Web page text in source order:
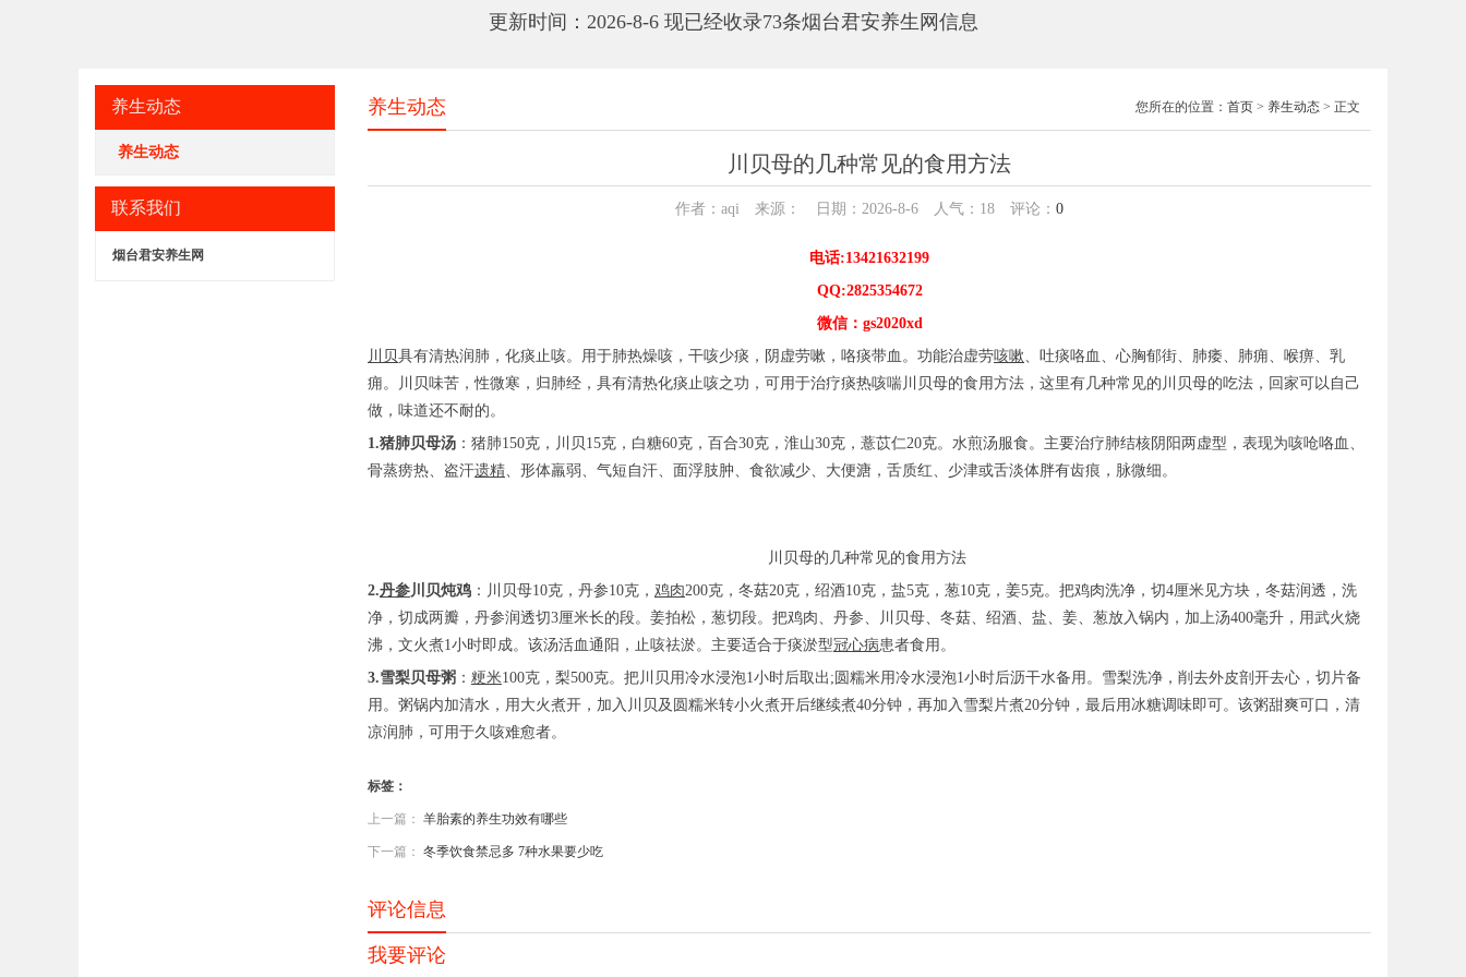
更新时间：2026-8-6 现已经收录73条烟台君安养生网信息
养生动态
养生动态
联系我们
烟台君安养生网
养生动态 您所在的位置： 首页 > 养生动态 > 正文
川贝母的几种常见的食用方法
作者：aqi 来源： 日期：2026-8-6 人气： 18 评论： 0
电话:13421632199
QQ:2825354672
微信：gs2020xd
川贝具有清热润肺，化痰止咳。用于肺热燥咳，干咳少痰，阴虚劳嗽，咯痰带血。功能治虚劳咳嗽、吐痰咯血、心胸郁街、肺痿、肺痈、喉痹、乳
痈。川贝味苦，性微寒，归肺经，具有清热化痰止咳之功，可用于治疗痰热咳喘川贝母的食用方法，这里有几种常见的川贝母的吃法，回家可以自己
做，味道还不耐的。
1.猪肺贝母汤 ：猪肺150克，川贝15克，白糖60克，百合30克，淮山30克，薏苡仁20克。水煎汤服食。主要治疗肺结核阴阳两虚型，表现为咳呛咯血、
骨蒸痨热、盗汗遗精、形体羸弱、气短自汗、面浮肢肿、食欲减少、大便溏，舌质红、少津或舌淡体胖有齿痕，脉微细。
川贝母的几种常见的食用方法
2.丹参川贝炖鸡 ：川贝母10克，丹参10克， 鸡肉200克，冬菇20克，绍酒10克，盐5克，葱10克，姜5克。把鸡肉洗净，切4厘米见方块，冬菇润透，洗
净，切成两瓣，丹参润透切3厘米长的段。姜拍松，葱切段。把鸡肉、丹参、川贝母、冬菇、绍酒、盐、姜、葱放入锅内，加上汤400毫升，用武火烧
沸，文火煮1小时即成。该汤活血通阳，止咳祛淤。主要适合于痰淤型冠心病患者食用。
3.雪梨贝母粥 ： 粳米100克，梨500克。把川贝用冷水浸泡1小时后取出;圆糯米用冷水浸泡1小时后沥干水备用。雪梨洗净，削去外皮剖开去心，切片备
用。粥锅内加清水，用大火煮开，加入川贝及圆糯米转小火煮开后继续煮40分钟，再加入雪梨片煮20分钟，最后用冰糖调味即可。该粥甜爽可口，清
凉润肺，可用于久咳难愈者。
标签：
上一篇： 羊胎素的养生功效有哪些
下一篇： 冬季饮食禁忌多 7种水果要少吃
评论信息
我要评论